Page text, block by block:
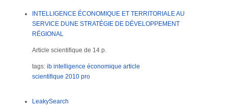
INTELLIGENCE ÉCONOMIQUE ET TERRITORIALE AU
SERVICE DUNE STRATÉGIE DE DÉVELOPPEMENT
RÉGIONAL
Article scientifique de 14 p.
tags: ib intelligence économique article
scientifique 2010 pro
LeakySearch